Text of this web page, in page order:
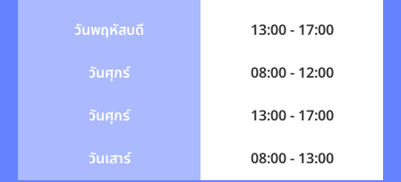
วันพฤหัสบดี
13:00 - 17:00
วันศุกร์
08:00 - 12:00
วันศุกร์
13:00 - 17:00
วันเสาร์
08:00 - 13:00